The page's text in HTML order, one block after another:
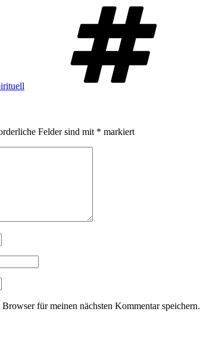
Felder sind mit * markiert
für meinen nächsten Kommentar speichern.